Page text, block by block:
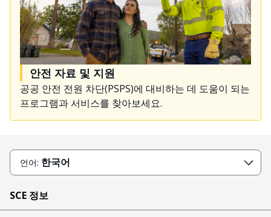
안전 자료 및 지원
공공 안전 전원 차단(PSPS)에 대비하는 데 도움이 되는
프로그램과 서비스를 찾아보세요.
언어: 한국어
SCE 정보